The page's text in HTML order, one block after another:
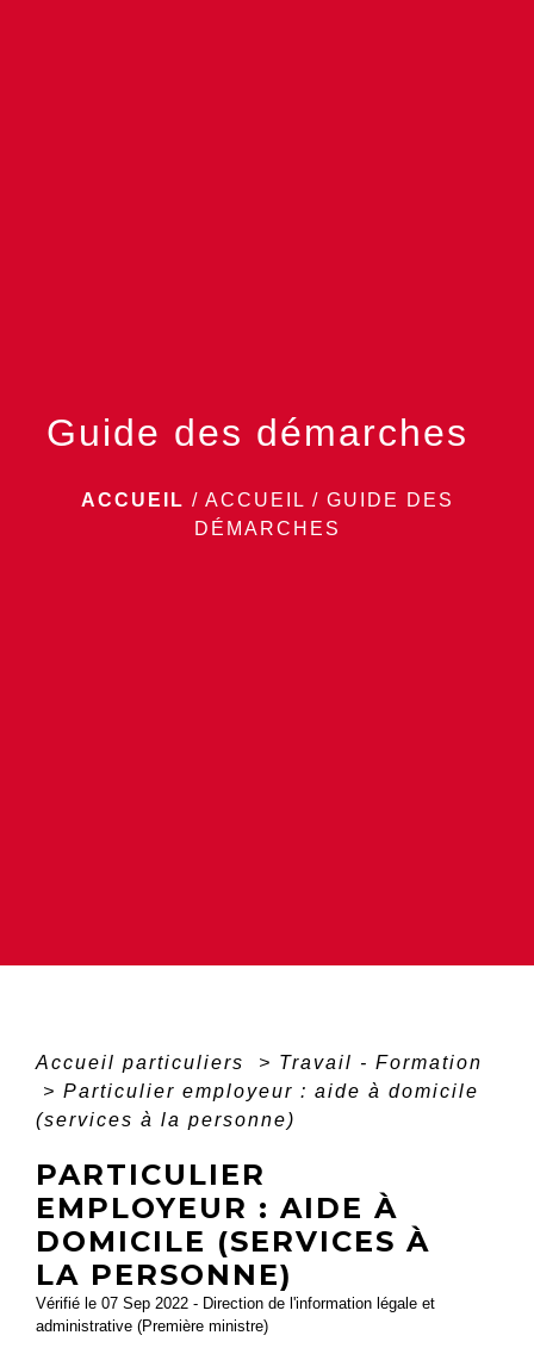
Guide des démarches
ACCUEIL / ACCUEIL / GUIDE DES
DÉMARCHES
Accueil particuliers > Travail - Formation
> Particulier employeur : aide à domicile
(services à la personne)
PARTICULIER
EMPLOYEUR : AIDE À
DOMICILE (SERVICES À
LA PERSONNE)
Vérifié le 07 Sep 2022 - Direction de l'information légale et
administrative (Première ministre)